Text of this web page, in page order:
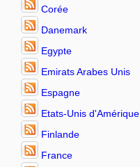
Corée
Danemark
Egypte
Emirats Arabes Unis
Espagne
Etats-Unis d'Amérique
Finlande
France